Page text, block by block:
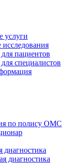
услуги
пациентов
специалистов
по полису ОМС
диагностика
диагностика